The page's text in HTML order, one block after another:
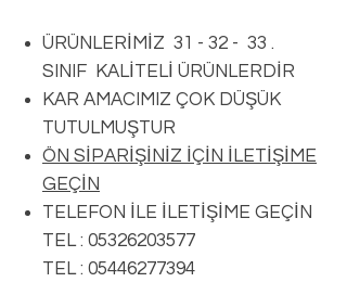
ÜRÜNLERİMİZ 31 - 32 - 33 .
SINIF KALİTELİ ÜRÜNLERDİR
KAR AMACIMIZ ÇOK DÜŞÜK
TUTULMUŞTUR
ÖN SİPARİŞİNİZ İÇİN İLETİŞİME
GEÇİN
TELEFON İLE İLETİŞİME GEÇİN
TEL : 05326203577
TEL : 05446277394